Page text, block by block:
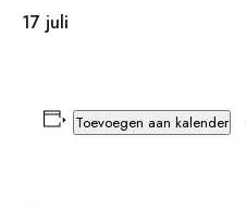
17 juli
Toevoegen aan kalender